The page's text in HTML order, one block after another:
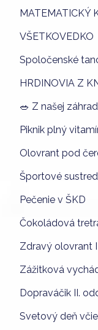
MATEMATICKÝ
VŠETKOVEDKO
Spoločenské
HRDINOVIA Z
🥗 Z našej
Piknik plný
Olovrant pod
Športové
Pečenie v ŠKD
Čokoládová
Zdravý olovrant
Zážitková
Dopraváčik II.
Svetový deň